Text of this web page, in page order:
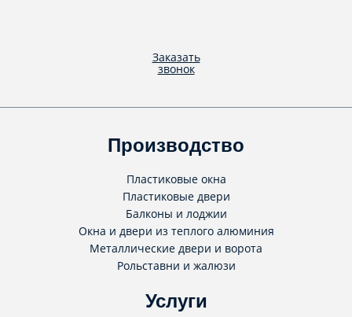
Заказать
звонок
Производство
Пластиковые окна
Пластиковые двери
Балконы и лоджии
Окна и двери из теплого алюминия
Металлические двери и ворота
Рольставни и жалюзи
Услуги